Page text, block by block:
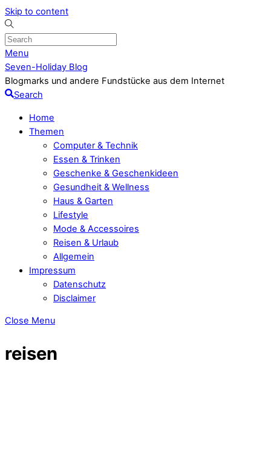
Skip to content
Menu
Seven-Holiday Blog
Blogmarks und andere Fundstücke aus dem Internet
Search
Home
Themen
Computer & Technik
Essen & Trinken
Geschenke & Geschenkideen
Gesundheit & Wellness
Haus & Garten
Lifestyle
Mode & Accessoires
Reisen & Urlaub
Allgemein
Impressum
Datenschutz
Disclaimer
Close Menu
reisen